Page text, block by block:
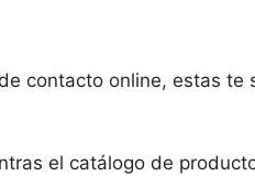
contacto online, estas te
el catálogo de